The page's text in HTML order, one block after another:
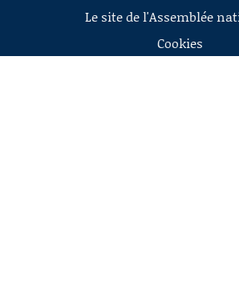
Le site de l'Assemblée
Cookies